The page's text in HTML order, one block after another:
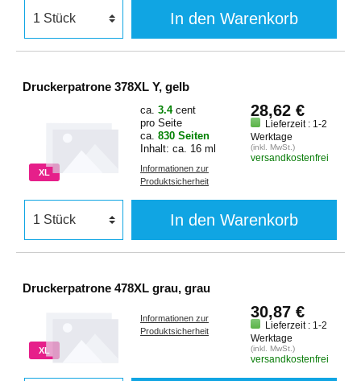
In den Warenkorb
Druckerpatrone 378XL Y, gelb
XL
ca. 3.4 cent
pro Seite
ca. 830 Seiten
Inhalt: ca. 16 ml
Informationen zur
Produktsicherheit
28,62 €
Lieferzeit : 1-2
Werktage
(inkl. MwSt.)
versandkostenfrei
In den Warenkorb
Druckerpatrone 478XL grau, grau
XL
Informationen zur
Produktsicherheit
30,87 €
Lieferzeit : 1-2
Werktage
(inkl. MwSt.)
versandkostenfrei